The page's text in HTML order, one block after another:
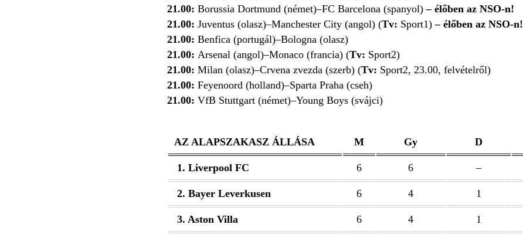
21.00: Borussia Dortmund (német)–FC Barcelona (spanyol)– élőben az NSO-n!
21.00: Juventus (olasz)–Manchester City (angol) (Tv: Sport1)– élőben az NSO-n!
21.00: Benfica (portugál)–Bologna (olasz)
21.00: Arsenal (angol)–Monaco (francia) (Tv: Sport2)
21.00: Milan (olasz)–Crvena zvezda (szerb) (Tv: Sport2, 23.00, felvételről)
21.00: Feyenoord (holland)–Sparta Praha (cseh)
21.00: VfB Stuttgart (német)–Young Boys (svájci)
AZ ALAPSZAKASZ ÁLLÁSA M Gy D
1. Liverpool FC 6 6 –
2. Bayer Leverkusen 6 4 1
3. Aston Villa 6 4 1